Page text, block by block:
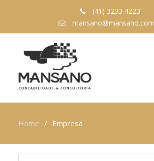
(41) 3233 4223
Home Empresa